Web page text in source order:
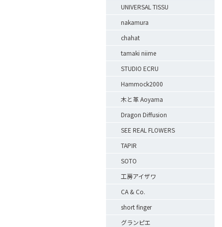
UNIVERSAL TISSU
nakamura
chahat
tamaki niime
STUDIO ECRU
Hammock2000
木と革 Aoyama
Dragon Diffusion
SEE REAL FLOWERS
TAPIR
SOTO
工房アイザワ
CA & Co.
short finger
グランピエ